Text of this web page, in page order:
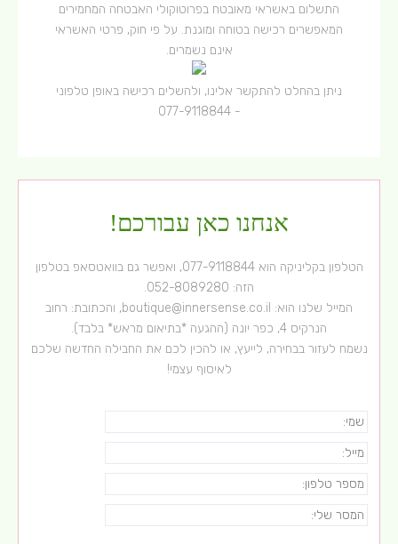
התשלום באשראי מאובטח בפרוטוקולי האבטחה המחמירים
המאפשרים רכישה בטוחה ומוגנת. על פי חוק, פרטי האשראי
אינם נשמרים.
ניתן בהחלט להתקשר אלינו, ולהשלים רכישה באופן טלפוני
-
077-9118844
אנחנו כאן עבורכם!
הטלפון בקליניקה הוא077-9118844, ואפשר גם בוואטסאפ בטלפון
הזה: 052-8089280
.
המייל שלנו הוא: boutique@innersense.co.il, והכתובת: רחוב
הנרקיס 4, כפר יונה (ההגעה *בתיאום מראש* בלבד).
נשמח לעזור בבחירה, לייעץ, או להכין לכם את החבילה החדשה שלכם
לאיסוף עצמי!